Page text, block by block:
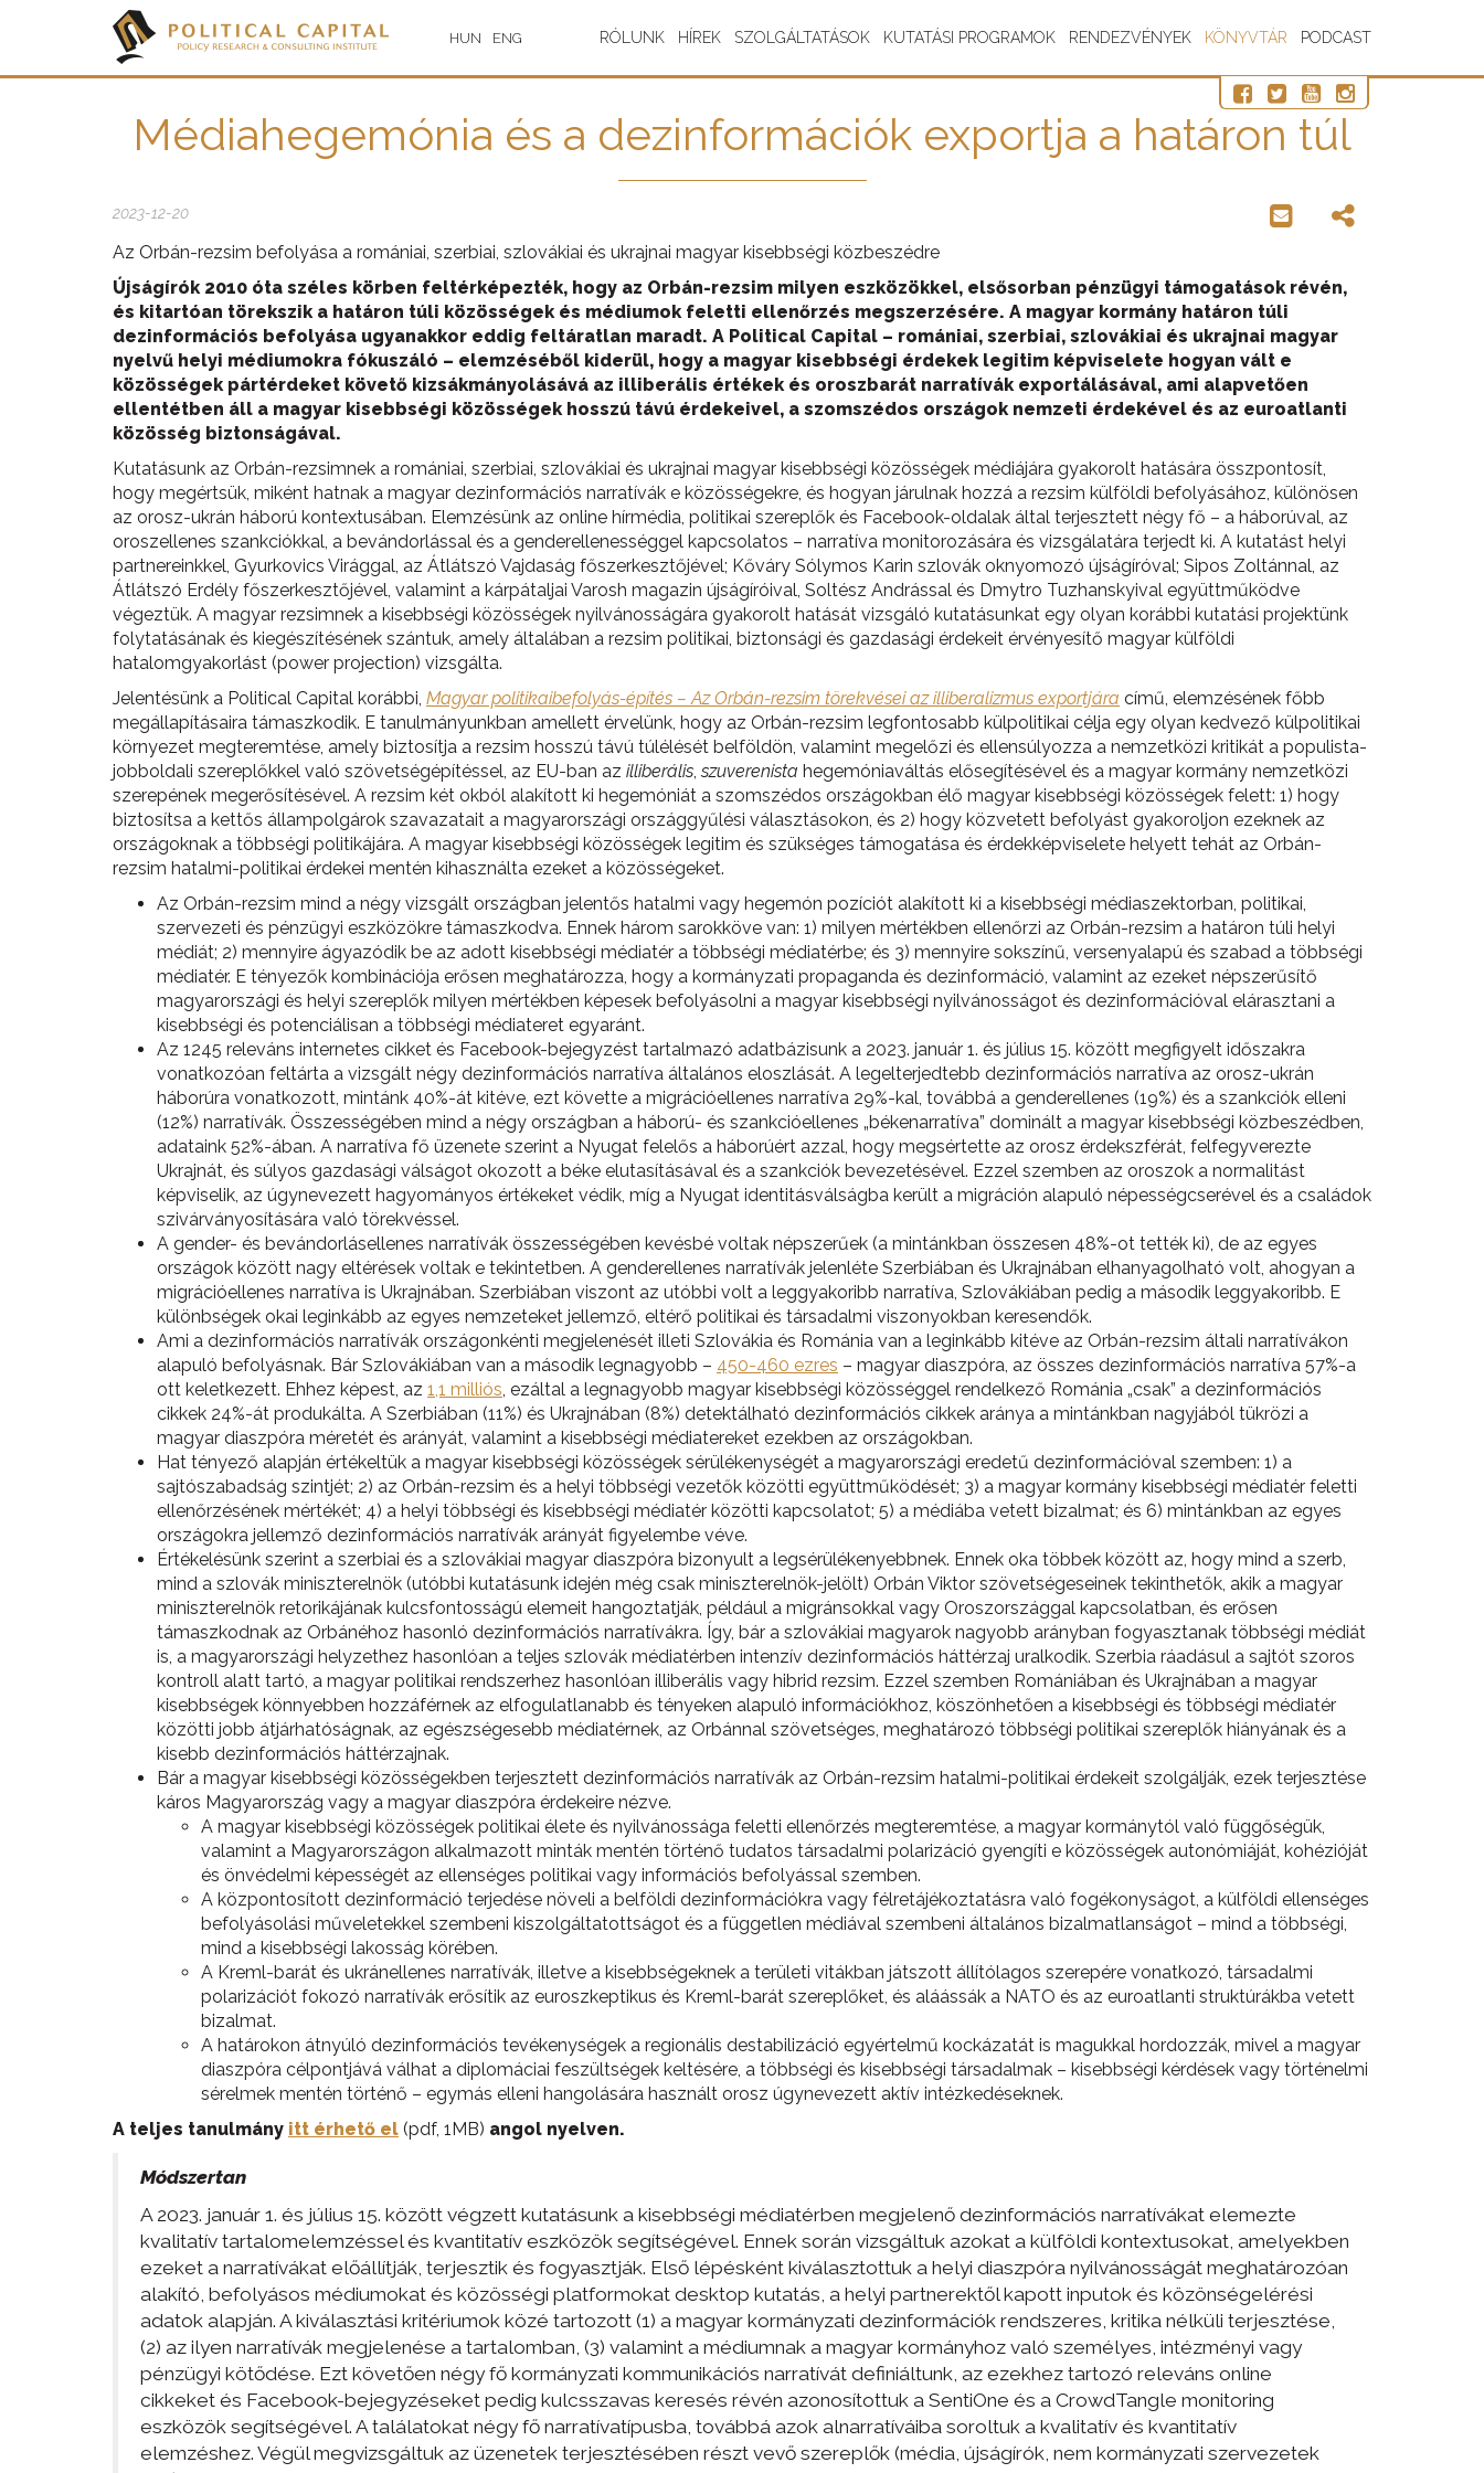
HUN ENG RÓLUNK HÍREK SZOLGÁLTATÁSOK KUTATÁSI PROGRAMOK RENDEZVÉNYEK KÖNYVTÁR PODCAST
Médiahegemónia és a dezinformációk exportja a határon túl
2023-12-20
Az Orbán-rezsim befolyása a romániai, szerbiai, szlovákiai és ukrajnai magyar kisebbségi közbeszédre
Újságírók 2010 óta széles körben feltérképezték, hogy az Orbán-rezsim milyen eszközökkel, elsősorban pénzügyi támogatások révén,
és kitartóan törekszik a határon túli közösségek és médiumok feletti ellenőrzés megszerzésére. A magyar kormány határon túli
dezinformációs befolyása ugyanakkor eddig feltáratlan maradt. A Political Capital – romániai, szerbiai, szlovákiai és ukrajnai magyar
nyelvű helyi médiumokra fókuszáló – elemzéséből kiderül, hogy a magyar kisebbségi érdekek legitim képviselete hogyan vált e
közösségek pártérdeket követő kizsákmányolásává az illiberális értékek és oroszbarát narratívák exportálásával, ami alapvetően
ellentétben áll a magyar kisebbségi közösségek hosszú távú érdekeivel, a szomszédos országok nemzeti érdekével és az euroatlanti
közösség biztonságával.
Kutatásunk az Orbán-rezsimnek a romániai, szerbiai, szlovákiai és ukrajnai magyar kisebbségi közösségek médiájára gyakorolt hatására összpontosít,
hogy megértsük, miként hatnak a magyar dezinformációs narratívák e közösségekre, és hogyan járulnak hozzá a rezsim külföldi befolyásához, különösen
az orosz-ukrán háború kontextusában. Elemzésünk az online hírmédia, politikai szereplők és Facebook-oldalak által terjesztett négy fő – a háborúval, az
oroszellenes szankciókkal, a bevándorlással és a genderellenességgel kapcsolatos – narratíva monitorozására és vizsgálatára terjedt ki. A kutatást helyi
partnereinkkel, Gyurkovics Virággal, az Átlátszó Vajdaság főszerkesztőjével; Kőváry Sólymos Karin szlovák oknyomozó újságíróval; Sipos Zoltánnal, az
Átlátszó Erdély főszerkesztőjével, valamint a kárpátaljai Varosh magazin újságíróival, Soltész Andrással és Dmytro Tuzhanskyival együttműködve
végeztük. A magyar rezsimnek a kisebbségi közösségek nyilvánosságára gyakorolt hatását vizsgáló kutatásunkat egy olyan korábbi kutatási projektünk
folytatásának és kiegészítésének szántuk, amely általában a rezsim politikai, biztonsági és gazdasági érdekeit érvényesítő magyar külföldi
hatalomgyakorlást (power projection) vizsgálta.
Jelentésünk a Political Capital korábbi, Magyar politikaibefolyás-építés – Az Orbán-rezsim törekvései az illiberalizmus exportjára című, elemzésének főbb
megállapításaira támaszkodik. E tanulmányunkban amellett érvelünk, hogy az Orbán-rezsim legfontosabb külpolitikai célja egy olyan kedvező külpolitikai
környezet megteremtése, amely biztosítja a rezsim hosszú távú túlélését belföldön, valamint megelőzi és ellensúlyozza a nemzetközi kritikát a populista-
jobboldali szereplőkkel való szövetségépítéssel, az EU-ban az illiberális,szuverenista hegemóniaváltás elősegítésével és a magyar kormány nemzetközi
szerepének megerősítésével. A rezsim két okból alakított ki hegemóniát a szomszédos országokban élő magyar kisebbségi közösségek felett: 1) hogy
biztosítsa a kettős állampolgárok szavazatait a magyarországi országgyűlési választásokon, és 2) hogy közvetett befolyást gyakoroljon ezeknek az
országoknak a többségi politikájára. A magyar kisebbségi közösségek legitim és szükséges támogatása és érdekképviselete helyett tehát az Orbán-
rezsim hatalmi-politikai érdekei mentén kihasználta ezeket a közösségeket.
Az Orbán-rezsim mind a négy vizsgált országban jelentős hatalmi vagy hegemón pozíciót alakított ki a kisebbségi médiaszektorban, politikai,
szervezeti és pénzügyi eszközökre támaszkodva. Ennek három sarokköve van: 1) milyen mértékben ellenőrzi az Orbán-rezsim a határon túli helyi
médiát; 2) mennyire ágyazódik be az adott kisebbségi médiatér a többségi médiatérbe; és 3) mennyire sokszínű, versenyalapú és szabad a többségi
médiatér. E tényezők kombinációja erősen meghatározza, hogy a kormányzati propaganda és dezinformáció, valamint az ezeket népszerűsítő
magyarországi és helyi szereplők milyen mértékben képesek befolyásolni a magyar kisebbségi nyilvánosságot és dezinformációval elárasztani a
kisebbségi és potenciálisan a többségi médiateret egyaránt.
Az 1245 releváns internetes cikket és Facebook-bejegyzést tartalmazó adatbázisunk a 2023. január 1. és július 15. között megfigyelt időszakra
vonatkozóan feltárta a vizsgált négy dezinformációs narratíva általános eloszlását. A legelterjedtebb dezinformációs narratíva az orosz-ukrán
háborúra vonatkozott, mintánk 40%-át kitéve, ezt követte a migrációellenes narratíva 29%-kal, továbbá a genderellenes (19%) és a szankciók elleni
(12%) narratívák. Összességében mind a négy országban a háború- és szankcióellenes „békenarratíva” dominált a magyar kisebbségi közbeszédben,
adataink 52%-ában. A narratíva fő üzenete szerint a Nyugat felelős a háborúért azzal, hogy megsértette az orosz érdekszférát, felfegyverezte
Ukrajnát, és súlyos gazdasági válságot okozott a béke elutasításával és a szankciók bevezetésével. Ezzel szemben az oroszok a normalitást
képviselik, az úgynevezett hagyományos értékeket védik, míg a Nyugat identitásválságba került a migráción alapuló népességcserével és a családok
szivárványosítására való törekvéssel.
A gender- és bevándorlásellenes narratívák összességében kevésbé voltak népszerűek (a mintánkban összesen 48%-ot tették ki), de az egyes
országok között nagy eltérések voltak e tekintetben. A genderellenes narratívák jelenléte Szerbiában és Ukrajnában elhanyagolható volt, ahogyan a
migrációellenes narratíva is Ukrajnában. Szerbiában viszont az utóbbi volt a leggyakoribb narratíva, Szlovákiában pedig a második leggyakoribb. E
különbségek okai leginkább az egyes nemzeteket jellemző, eltérő politikai és társadalmi viszonyokban keresendők.
Ami a dezinformációs narratívák országonkénti megjelenését illeti Szlovákia és Románia van a leginkább kitéve az Orbán-rezsim általi narratívákon
alapuló befolyásnak. Bár Szlovákiában van a második legnagyobb – 450-460 ezres – magyar diaszpóra, az összes dezinformációs narratíva 57%-a
ott keletkezett. Ehhez képest, az 1,1 milliós, ezáltal a legnagyobb magyar kisebbségi közösséggel rendelkező Románia „csak” a dezinformációs
cikkek 24%-át produkálta. A Szerbiában (11%) és Ukrajnában (8%) detektálható dezinformációs cikkek aránya a mintánkban nagyjából tükrözi a
magyar diaszpóra méretét és arányát, valamint a kisebbségi médiatereket ezekben az országokban.
Hat tényező alapján értékeltük a magyar kisebbségi közösségek sérülékenységét a magyarországi eredetű dezinformációval szemben: 1) a
sajtószabadság szintjét; 2) az Orbán-rezsim és a helyi többségi vezetők közötti együttműködését; 3) a magyar kormány kisebbségi médiatér feletti
ellenőrzésének mértékét; 4) a helyi többségi és kisebbségi médiatér közötti kapcsolatot; 5) a médiába vetett bizalmat; és 6) mintánkban az egyes
országokra jellemző dezinformációs narratívák arányát figyelembe véve.
Értékelésünk szerint a szerbiai és a szlovákiai magyar diaszpóra bizonyult a legsérülékenyebbnek. Ennek oka többek között az, hogy mind a szerb,
mind a szlovák miniszterelnök (utóbbi kutatásunk idején még csak miniszterelnök-jelölt) Orbán Viktor szövetségeseinek tekinthetők, akik a magyar
miniszterelnök retorikájának kulcsfontosságú elemeit hangoztatják, például a migránsokkal vagy Oroszországgal kapcsolatban, és erősen
támaszkodnak az Orbánéhoz hasonló dezinformációs narratívákra. Így, bár a szlovákiai magyarok nagyobb arányban fogyasztanak többségi médiát
is, a magyarországi helyzethez hasonlóan a teljes szlovák médiatérben intenzív dezinformációs háttérzaj uralkodik. Szerbia ráadásul a sajtót szoros
kontroll alatt tartó, a magyar politikai rendszerhez hasonlóan illiberális vagy hibrid rezsim. Ezzel szemben Romániában és Ukrajnában a magyar
kisebbségek könnyebben hozzáférnek az elfogulatlanabb és tényeken alapuló információkhoz, köszönhetően a kisebbségi és többségi médiatér
közötti jobb átjárhatóságnak, az egészségesebb médiatérnek, az Orbánnal szövetséges, meghatározó többségi politikai szereplők hiányának és a
kisebb dezinformációs háttérzajnak.
Bár a magyar kisebbségi közösségekben terjesztett dezinformációs narratívák az Orbán-rezsim hatalmi-politikai érdekeit szolgálják, ezek terjesztése
káros Magyarország vagy a magyar diaszpóra érdekeire nézve.
A magyar kisebbségi közösségek politikai élete és nyilvánossága feletti ellenőrzés megteremtése, a magyar kormánytól való függőségük,
valamint a Magyarországon alkalmazott minták mentén történő tudatos társadalmi polarizáció gyengíti e közösségek autonómiáját, kohézióját
és önvédelmi képességét az ellenséges politikai vagy információs befolyással szemben.
A központosított dezinformáció terjedése növeli a belföldi dezinformációkra vagy félretájékoztatásra való fogékonyságot, a külföldi ellenséges
befolyásolási műveletekkel szembeni kiszolgáltatottságot és a független médiával szembeni általános bizalmatlanságot – mind a többségi,
mind a kisebbségi lakosság körében.
A Kreml-barát és ukránellenes narratívák, illetve a kisebbségeknek a területi vitákban játszott állítólagos szerepére vonatkozó, társadalmi
polarizációt fokozó narratívák erősítik az euroszkeptikus és Kreml-barát szereplőket, és aláássák a NATO és az euroatlanti struktúrákba vetett
bizalmat.
A határokon átnyúló dezinformációs tevékenységek a regionális destabilizáció egyértelmű kockázatát is magukkal hordozzák, mivel a magyar
diaszpóra célpontjává válhat a diplomáciai feszültségek keltésére, a többségi és kisebbségi társadalmak – kisebbségi kérdések vagy történelmi
sérelmek mentén történő – egymás elleni hangolására használt orosz úgynevezett aktív intézkedéseknek.
A teljes tanulmány itt érhető el (pdf, 1MB) angol nyelven.
Módszertan
A 2023. január 1. és július 15. között végzett kutatásunk a kisebbségi médiatérben megjelenő dezinformációs narratívákat elemezte
kvalitatív tartalomelemzéssel és kvantitatív eszközök segítségével. Ennek során vizsgáltuk azokat a külföldi kontextusokat, amelyekben
ezeket a narratívákat előállítják, terjesztik és fogyasztják. Első lépésként kiválasztottuk a helyi diaszpóra nyilvánosságát meghatározóan
alakító, befolyásos médiumokat és közösségi platformokat desktop kutatás, a helyi partnerektől kapott inputok és közönségelérési
adatok alapján. A kiválasztási kritériumok közé tartozott (1) a magyar kormányzati dezinformációk rendszeres, kritika nélküli terjesztése,
(2) az ilyen narratívák megjelenése a tartalomban, (3) valamint a médiumnak a magyar kormányhoz való személyes, intézményi vagy
pénzügyi kötődése. Ezt követően négy fő kormányzati kommunikációs narratívát definiáltunk, az ezekhez tartozó releváns online
cikkeket és Facebook-bejegyzéseket pedig kulcsszavas keresés révén azonosítottuk a SentiOne és a CrowdTangle monitoring
eszközök segítségével. A találatokat négy fő narratívatípusba, továbbá azok alnarratíváiba soroltuk a kvalitatív és kvantitatív
elemzéshez. Végül megvizsgáltuk az üzenetek terjesztésében részt vevő szereplők (média, újságírók, nem kormányzati szervezetek